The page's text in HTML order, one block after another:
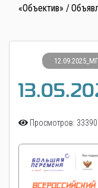
«Объектив»
Просмотров: 33390